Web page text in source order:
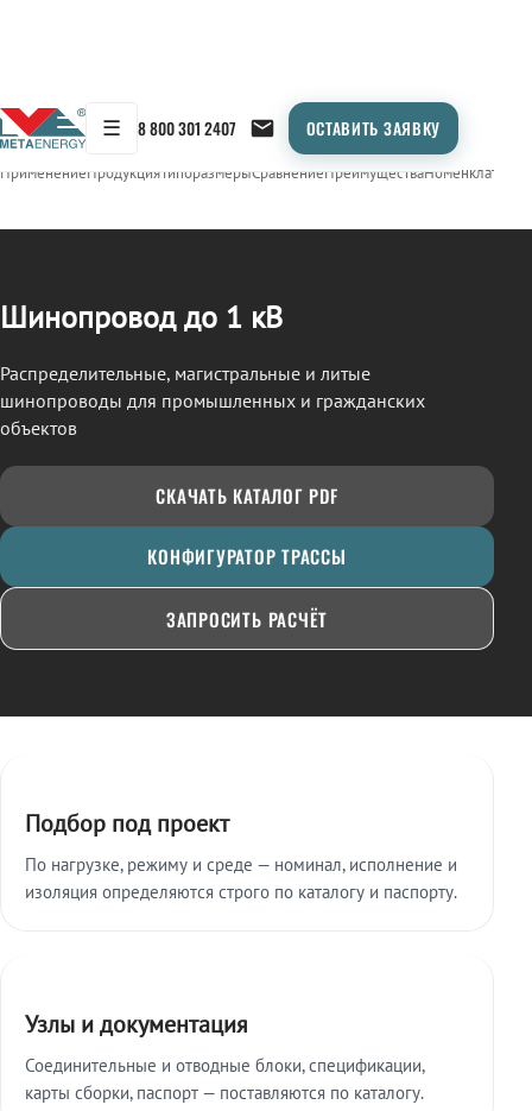
☰ 8 800 301 2407 ОСТАВИТЬ ЗАЯВКУ
← Продукция/ШИНОПРОВОД
ПрименениеПродукцияТипоразмерыСравнениеПреимуществаНоменклатура
Шинопровод до 1 кВ
Распределительные, магистральные и литые
шинопроводы для промышленных и гражданских
объектов
СКАЧАТЬ КАТАЛОГ PDF
КОНФИГУРАТОР ТРАССЫ
ЗАПРОСИТЬ РАСЧЁТ
Подбор под проект
По нагрузке, режиму и среде — номинал, исполнение и
изоляция определяются строго по каталогу и паспорту.
Узлы и документация
Соединительные и отводные блоки, спецификации,
карты сборки, паспорт — поставляются по каталогу.